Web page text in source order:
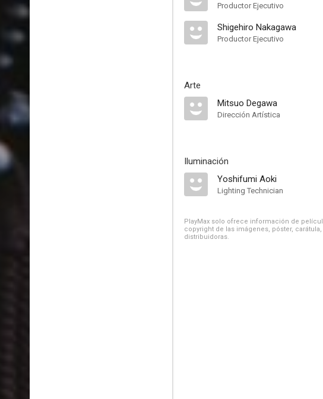
Productor Ejecutivo
Shigehiro Nakagawa
Productor Ejecutivo
Arte
Mitsuo Degawa
Dirección Artística
Iluminación
Yoshifumi Aoki
Lighting Technician
PlayMax solo ofrece información de
copyright de las imágenes, póster,
distribuidoras.